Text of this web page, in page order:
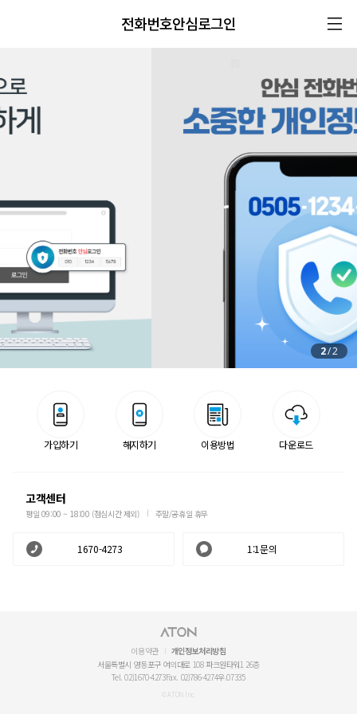
전화번호안심로그인
2/2
가입하기 해지하기 이용방법 다운로드
고객센터
평일 09:00 ~ 18:00 (점심시간 제외) 주말/공휴일 휴무
1670-4273 1:1문의
이용약관
개인정보처리방침
서울특별시 영등포구 여의대로 108 파크원타워1 26층
Tel. 02)1670-4273Fax. 02)786-4274우.07335
© ATON Inc.